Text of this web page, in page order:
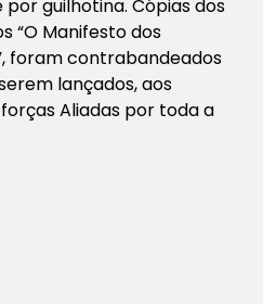
guilhotina. Cópias dos
“O Manifesto dos
foram contrabandeados
lançados, aos
Aliadas por toda a